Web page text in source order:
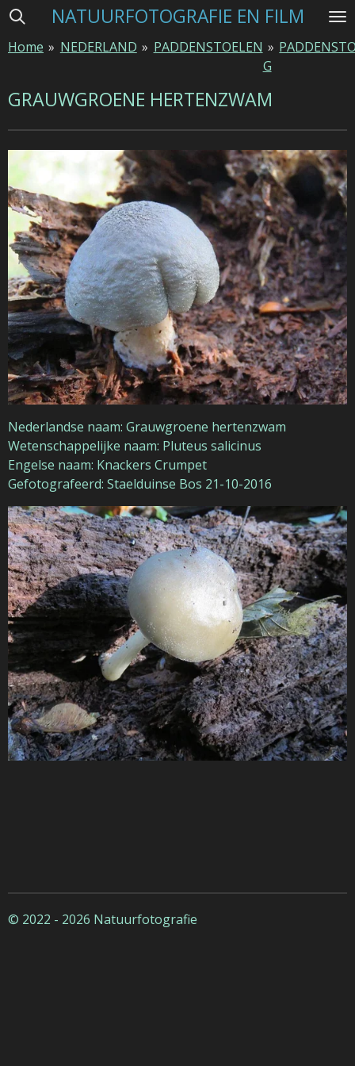
Ga
naar
hoofdinhoud
NATUURFOTOGRAFIE EN FILM
Home » NEDERLAND » PADDENSTOELEN »
G
GRAUWGROENE HERTENZWAM
Nederlandse naam: Grauwgroene hertenzwam
Wetenschappelijke naam: Pluteus salicinus
Engelse naam: Knackers Crumpet
Gefotografeerd: Staelduinse Bos 21-10-2016
© 2022 - 2026 Natuurfotografie